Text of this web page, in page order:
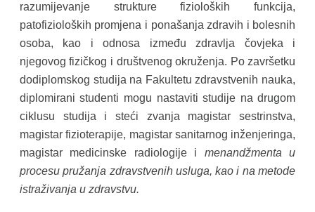
razumijevanje strukture fizioloških funkcija,
patofizioloških promjena i ponašanja zdravih i bolesnih
osoba, kao i odnosa između zdravlja čovjeka i
njegovog fizičkog i društvenog okruženja. Po završetku
dodiplomskog studija na Fakultetu zdravstvenih nauka,
diplomirani studenti mogu nastaviti studije na drugom
ciklusu studija i steći zvanja magistar sestrinstva,
magistar fizioterapije, magistar sanitarnog inženjeringa,
magistar medicinske radiologije i menandžmenta u
procesu pružanja zdravstvenih usluga, kao i na metode
istraživanja u zdravstvu.